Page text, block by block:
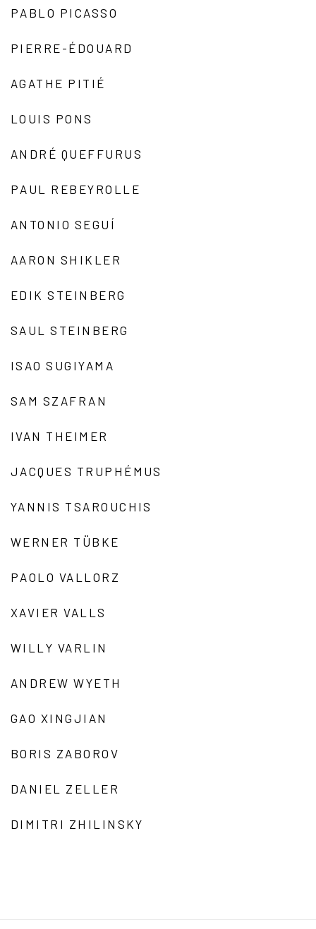
PABLO PICASSO
PIERRE-ÉDOUARD
AGATHE PITIÉ
LOUIS PONS
ANDRÉ QUEFFURUS
PAUL REBEYROLLE
ANTONIO SEGUÍ
AARON SHIKLER
EDIK STEINBERG
SAUL STEINBERG
ISAO SUGIYAMA
SAM SZAFRAN
IVAN THEIMER
JACQUES TRUPHÉMUS
YANNIS TSAROUCHIS
WERNER TÜBKE
PAOLO VALLORZ
XAVIER VALLS
WILLY VARLIN
ANDREW WYETH
GAO XINGJIAN
BORIS ZABOROV
DANIEL ZELLER
DIMITRI ZHILINSKY